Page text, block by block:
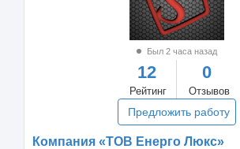
Был 2 часа назад
12
Рейтинг
0
Отзывов
Предложить работу
Компания «ТОВ Енерго Люкс»